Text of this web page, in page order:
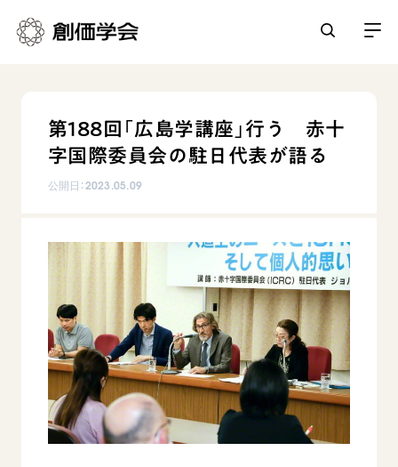
人間革命
日蓮大聖人の仏法（教学入門）
釈尊～法華経
日蓮大聖人
創価学会の三代会長
初代会長・牧口常三郎先生
第2代会長・戸田城聖先生
日常の活動
座談会
仏法を学ぶ
仏法を語る
主な行事
年間の活動について
友人葬
彼岸
「平和の文化」を構築
核兵器の廃絶に向け連帯を拡大
「人権文化」「ジェンダー平等」を促進
「持続可能な開発目標（SDGs）」の取り組み
人道支援
音楽活動
展示活動
世界の創価学会
各国ウェブサイト
世界の創価学会の歴史
基本情報
創価学会 会憲
創価学会 会則
創価学会 社会憲章
会員サポート
座談会御書ｅ講義
関連リンク
第188回「広島学講座」行う 赤十
字国際委員会の駐日代表が語る
公開日：2023.05.09